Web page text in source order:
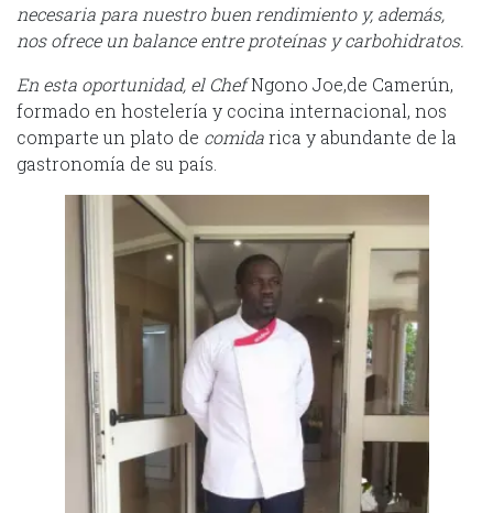
necesaria para nuestro buen rendimiento y, además,
nos ofrece un balance entre proteínas y carbohidratos.
En esta oportunidad, el ChefNgono Joe,de Camerún,
formado en hostelería y cocina internacional, nos
comparte un plato de comidarica y abundante de la
gastronomía de su país.